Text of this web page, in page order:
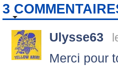
3
Ulysse63
Merci pour